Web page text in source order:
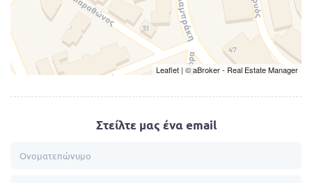
Leaflet | ©aBroker - Real Estate Manager
Στείλτε μας ένα email